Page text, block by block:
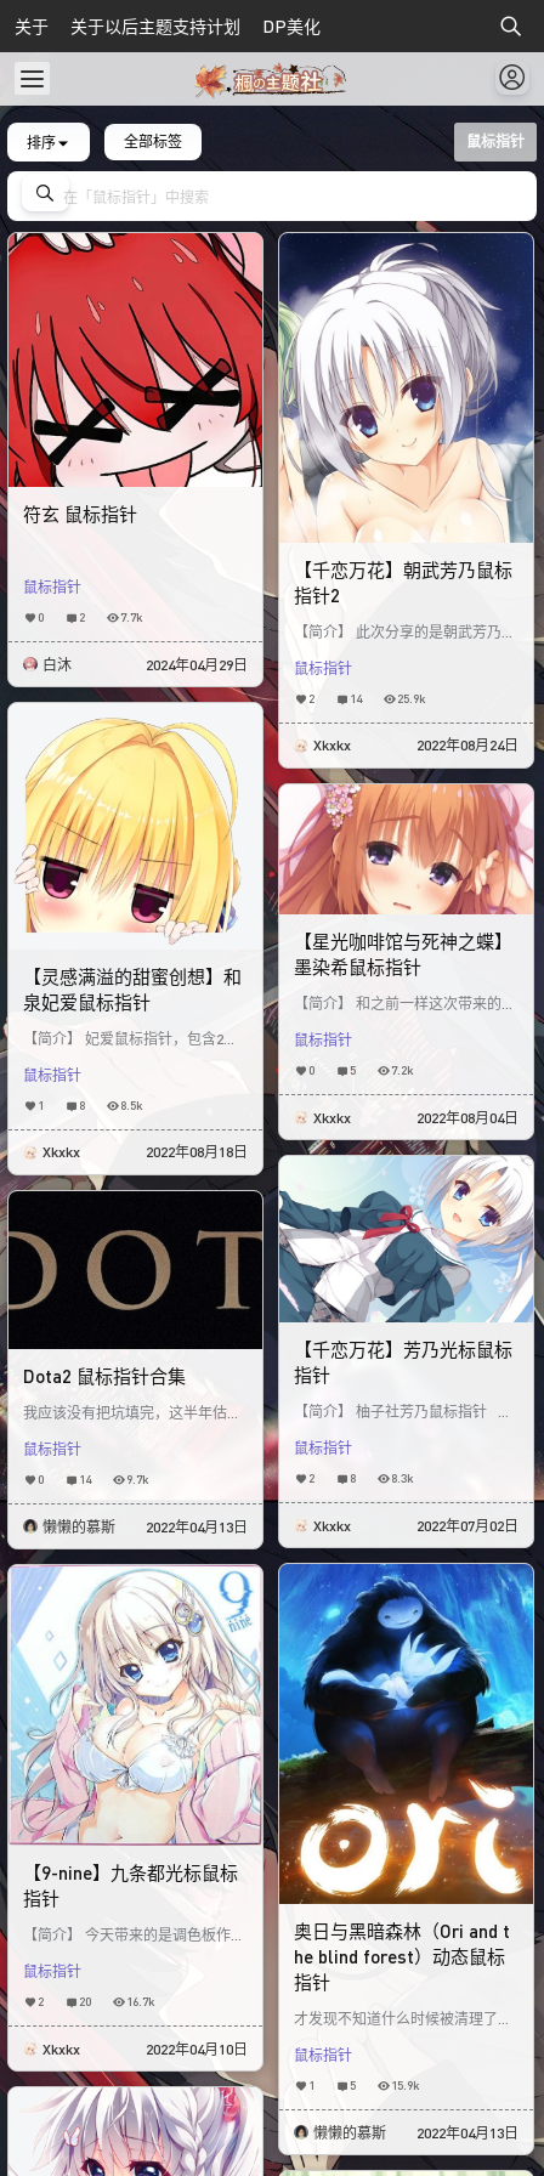
关于 关于以后主题支持计划 DP美化
排序 全部标签 鼠标指针
符玄 鼠标指针
鼠标指针
0 2 7.7k
白沐 2024年04月29日
【千恋万花】朝武芳乃鼠标
指针2
【简介】 此次分享的是朝武芳乃鼠
针 但出自不同作者两个指针各有不
鼠标指针
2 14 25.9k
Xkxkx 2022年08月24日
【灵感满溢的甜蜜创想】和
泉妃爱鼠标指针
【简介】 妃爱鼠标指针，包含2种
比较喜欢A类型 【预览】 A类型
鼠标指针
1 8 8.5k
Xkxkx 2022年08月18日
【星光咖啡馆与死神之蝶】
墨染希鼠标指针
【简介】 和之前一样这次带来的是
蝶》中的墨染希鼠标指针皮肤！ 其
中包含大约15种
鼠标指针
0 5 7.2k
Xkxkx 2022年08月04日
【千恋万花】芳乃光标鼠标
指针
【简介】 柚子社芳乃鼠标指针 其
图 感兴趣的欢迎下载 &nbs
鼠标指针
2 8 8.3k
Xkxkx 2022年07月02日
Dota2 鼠标指针合集
我应该没有把坑填完，这半年估计
冠我会考虑一下补完吧，Maybe也
行。有啥
鼠标指针
0 14 9.7k
懒懒的慕斯 2022年04月13日
奥日与黑暗森林（Ori and t
he blind forest）动态鼠标
指针
才发现不知道什么时候被清理了，
鼠标指针，画师零德德授权制作，
制作by懒懒的慕斯。
鼠标指针
1 5 15.9k
懒懒的慕斯 2022年04月13日
【9-nine】九条都光标鼠标
指针
【简介】 今天带来的是调色板作品
肤！ 其中包含大约15种不同
鼠标指针
2 20 16.7k
Xkxkx 2022年04月10日